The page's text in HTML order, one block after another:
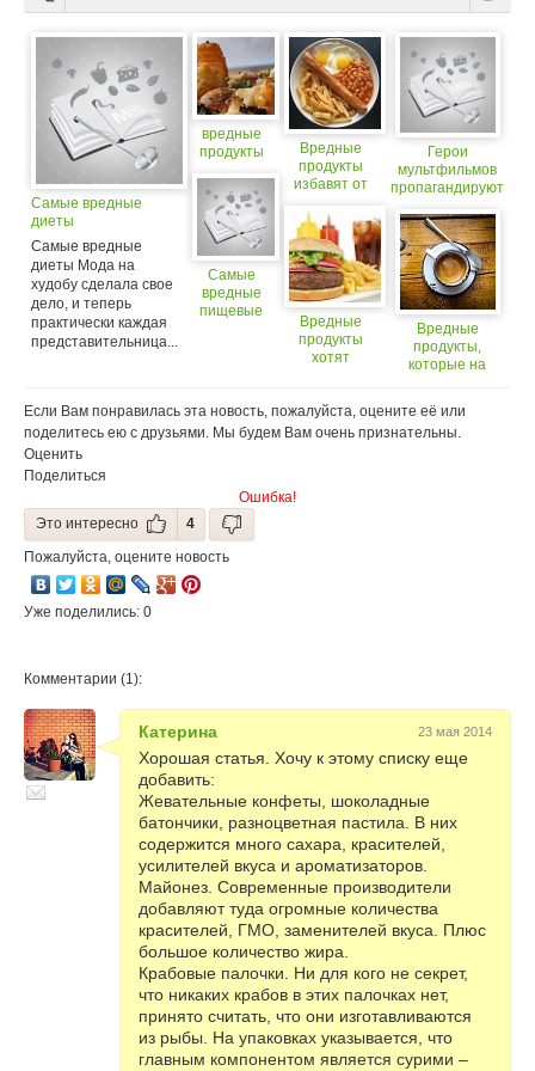
Самые вредные
диеты
Самые вредные
диеты Мода на
худобу сделала свое
дело, и теперь
практически каждая
представительница...
вредные
продукты
Самые
вредные
пищевые
Вредные
продукты
избавят от
(18+)
Вредные
продукты
хотят
Герои
мультфильмов
пропагандируют
продукты
Вредные
продукты,
которые на
Если Вам понравилась эта новость, пожалуйста, оцените её или
поделитесь ею с друзьями. Мы будем Вам очень признательны.
Оценить
Поделиться
Ошибка!
Это интересно
4
Пожалуйста, оцените новость
Уже поделились: 0
Комментарии (1):
Катерина 23 мая 2014
Хорошая статья. Хочу к этому списку еще
добавить:
Жевательные конфеты, шоколадные
батончики, разноцветная пастила. В них
содержится много сахара, красителей,
усилителей вкуса и ароматизаторов.
Майонез. Современные производители
добавляют туда огромные количества
красителей, ГМО, заменителей вкуса. Плюс
большое количество жира.
Крабовые палочки. Ни для кого не секрет,
что никаких крабов в этих палочках нет,
принято считать, что они изготавливаются
из рыбы. На упаковках указывается, что
главным компонентом является сурими –